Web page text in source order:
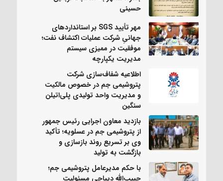
حسینی
مهر تأیید SGS بر استانداردهای
جهانیِ شرکت عملیات اکتشاف نفت؛
موفقیت در ممیزی سیستم
مدیریت یکپارچه
اطلاعیه شفاف‌سازی شرکت
پتروشیمی جم در خصوص مالکیت
و مدیریت واحد تولیدی پلی‌اتیلن
سنگین
بازدید معاون اجرایی رئیس جمهور
از پتروشیمی جم در عسلویه؛ تأکید
وی بر تسریع روند بازسازی و
بازگشت به تولید
با حکم مدیرعامل پتروشیمی جم؛
حبیب‌الله دیباجی مسئولیت